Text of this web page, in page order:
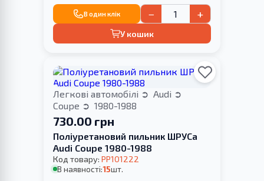
В один клік − +
У кошик
Легкові автомобілі
Audi
Coupe
1980-1988
730.00 грн
Поліуретановий пильник ШРУСа
Audi Coupe 1980-1988
Код товару: PP101222
В наявності:15шт.